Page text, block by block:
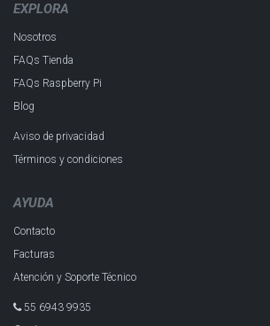
EXPLORA
Nosotros
FAQs Tienda
FAQs Raspberry Pi
Blog
Aviso de privacidad
Términos y condiciones
AYUDA
Contacto
Facturas
Atención y Soporte Técnico
55 6943 993​5